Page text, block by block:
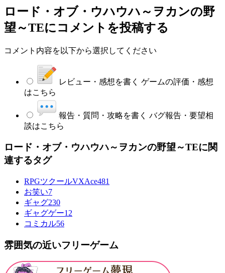
ロード・オブ・ウハウハ～ヲカンの野
望～TEにコメントを投稿する
コメント内容を以下から選択してください
レビュー・感想を書く ゲームの評価・感想
はこちら
報告・質問・攻略を書く バグ報告・要望相
談はこちら
ロード・オブ・ウハウハ～ヲカンの野望～TEに関
連するタグ
RPGツクールVXAce481
お笑い7
ギャグ230
ギャグゲー12
コミカル56
雰囲気の近いフリーゲーム